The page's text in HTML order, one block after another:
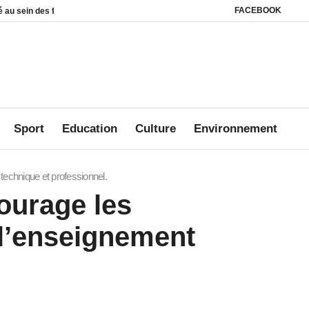
FACEBOOK
Affaire Mbanié : Ali Akbar Onanga Y’Obegue estime que le Gabon
Sport Education Culture Environnement
et professionnel.
les